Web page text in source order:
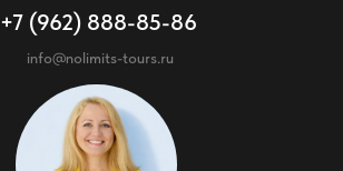
+7 (962) 888-85-86
info@nolimits-tours.ru